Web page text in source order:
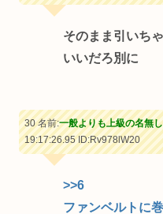
そのまま引いち
いいだろ別に
30 名前:一般よりも上級の名無
19:17:26.95ID:Rv978lW20
>>6
ファンベルトに